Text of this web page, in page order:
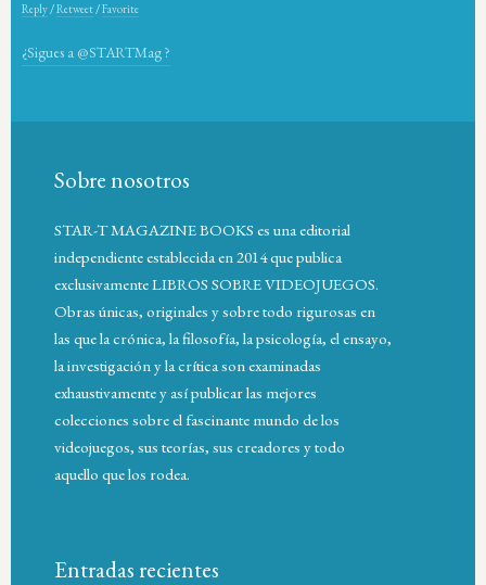
Reply/Retweet/Favorite
¿Sigues a @STARTMag ?
Sobre nosotros
STAR-T MAGAZINE BOOKS es una editorial
independiente establecida en 2014 que publica
exclusivamente LIBROS SOBRE VIDEOJUEGOS.
Obras únicas, originales y sobre todo rigurosas en
las que la crónica, la filosofía, la psicología, el ensayo,
la investigación y la crítica son examinadas
exhaustivamente y así publicar las mejores
colecciones sobre el fascinante mundo de los
videojuegos, sus teorías, sus creadores y todo
aquello que los rodea.
Entradas recientes